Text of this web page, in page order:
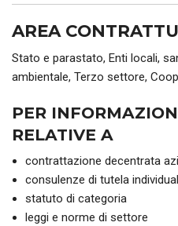
AREA
Stato e parastato, Enti locali,
ambientale, Terzo settore,
PER
RELATIVE A
contrattazione decentrata
consulenze di tutela
statuto di categoria
leggi e norme di settore